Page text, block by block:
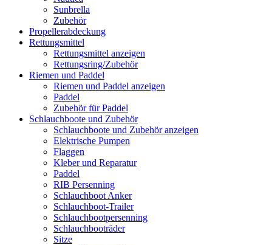
Sunbrella
Zubehör
Propellerabdeckung
Rettungsmittel
Rettungsmittel anzeigen
Rettungsring/Zubehör
Riemen und Paddel
Riemen und Paddel anzeigen
Paddel
Zubehör für Paddel
Schlauchboote und Zubehör
Schlauchboote und Zubehör anzeigen
Elektrische Pumpen
Flaggen
Kleber und Reparatur
Paddel
RIB Persenning
Schlauchboot Anker
Schlauchboot-Trailer
Schlauchbootpersenning
Schlauchbooträder
Sitze